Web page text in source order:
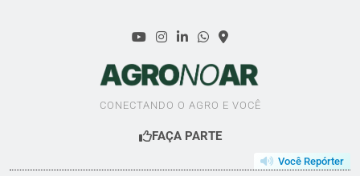
AGRO NO AR
CONECTANDO O AGRO E VOCÊ
FAÇA PARTE
Você Repórter